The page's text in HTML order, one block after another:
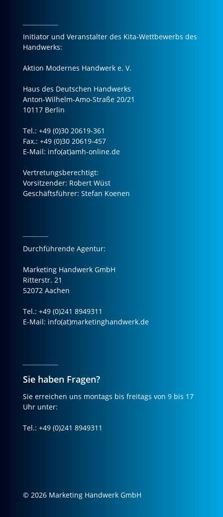
Initiator und Veranstalter des Kita-Wettbewerbs des
Handwerks:
Aktion Modernes Handwerk e. V.
Haus des Deutschen Handwerks
Anton-Wilhelm-Amo-Straße 20/21
10117 Berlin
Tel.: +49 (0)30 20619-361
Fax.: +49 (0)30 20619-457
E-Mail: info(at)amh-online.de
Vertretungsberechtigt:
Vorsitzender: Robert Wüst
Geschäftsführer: Stefan Koenen
Durchführende Agentur:
Marketing Handwerk GmbH
Ritterstr. 21
52072 Aachen
Tel.: +49 (0)241 8949311
E-Mail: info(at)marketinghandwerk.de
Sie haben Fragen?
Sie erreichen uns montags bis freitags von 9 bis 17
Uhr unter:
Tel.: +49 (0)241 8949311
© 2026 Marketing Handwerk GmbH